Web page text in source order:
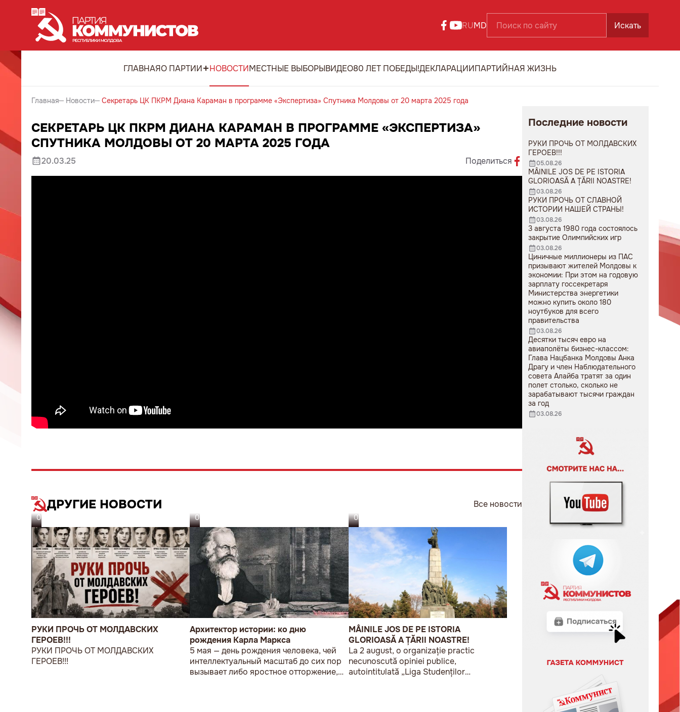
RUMD Искать
ГЛАВНАЯО ПАРТИИ НОВОСТИМЕСТНЫЕ ВЫБОРЫВИДЕО80 ЛЕТ ПОБЕДЫ!ДЕКЛАРАЦИИПАРТИЙНАЯ ЖИЗНЬ
Главная Новости Секретарь ЦК ПКРМ Диана Караман в программе «Экспертиза» Спутника Молдовы от 20 марта 2025 года
СЕКРЕТАРЬ ЦК ПКРМ ДИАНА КАРАМАН В ПРОГРАММЕ «ЭКСПЕРТИЗА»
СПУТНИКА МОЛДОВЫ ОТ 20 МАРТА 2025 ГОДА
20.03.25 Поделиться
ДРУГИЕ НОВОСТИ Все новости
05.08.26
РУКИ ПРОЧЬ ОТ МОЛДАВСКИХ
ГЕРОЕВ!!!
РУКИ ПРОЧЬ ОТ МОЛДАВСКИХ
ГЕРОЕВ!!!
05.08.26
Архитектор истории: ко дню
рождения Карла Маркса
5 мая — день рождения человека, чей
интеллектуальный масштаб до сих пор
вызывает либо яростное отторжение,
03.08.26
MÂINILE JOS DE PE ISTORIA
GLORIOASĂ A ȚĂRII NOASTRE!
La 2 august, o organizație practic
necunoscută opiniei publice,
autointitulată „Liga Studenților
Последние новости
РУКИ ПРОЧЬ ОТ МОЛДАВСКИХ
ГЕРОЕВ!!!
05.08.26
MÂINILE JOS DE PE ISTORIA
GLORIOASĂ A ȚĂRII NOASTRE!
03.08.26
РУКИ ПРОЧЬ ОТ СЛАВНОЙ
ИСТОРИИ НАШЕЙ СТРАНЫ!
03.08.26
3 августа 1980 года состоялось
закрытие Олимпийских игр
03.08.26
Циничные миллионеры из ПАС
призывают жителей Молдовы к
экономии: При этом на годовую
зарплату госсекретаря
Министерства энергетики
можно купить около 180
ноутбуков для всего
правительства
03.08.26
Десятки тысяч евро на
авиаполёты бизнес-классом:
Глава Нацбанка Молдовы Анка
Драгу и член Наблюдательного
совета Алайба тратят за один
полет столько, сколько не
зарабатывают тысячи граждан
за год
03.08.26